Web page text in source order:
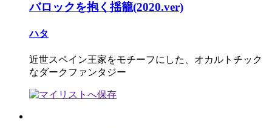
バロックを抱く揺籠(2020.ver)
ハタ
近世スペイン王家をモチーフにした、オカルトチック
なダークファンタジー